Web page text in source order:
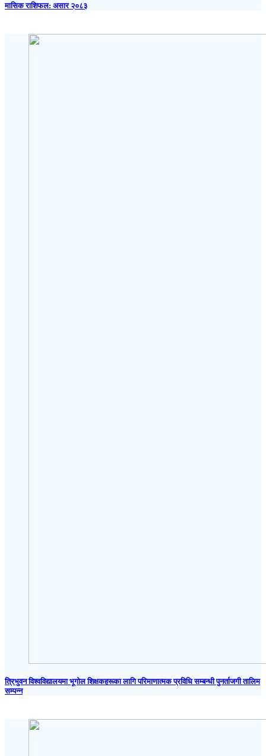
मासिक राशिफल: असार २०८३
त्रिभुवन विश्वविद्यालयमा भूगोल शिक्षकहरूका लागि परिमाणात्मक प्रविधि सम्बन्धी पुनर्ताजगी तालिम
सम्पन्न